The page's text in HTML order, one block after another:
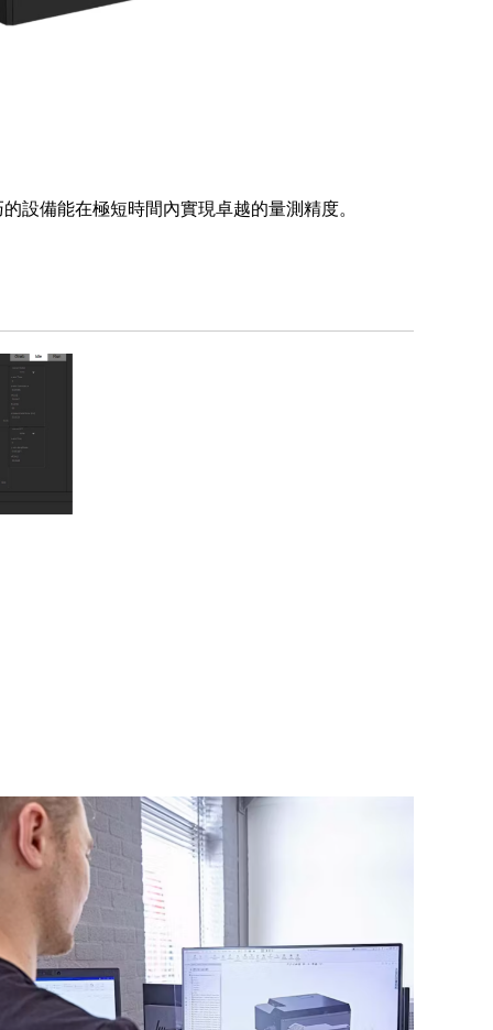
設備能在極短時間內實現卓越的量測精度。